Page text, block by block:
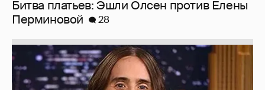
Битва платьев: Эшли Олсен против Елены
Перминовой
28